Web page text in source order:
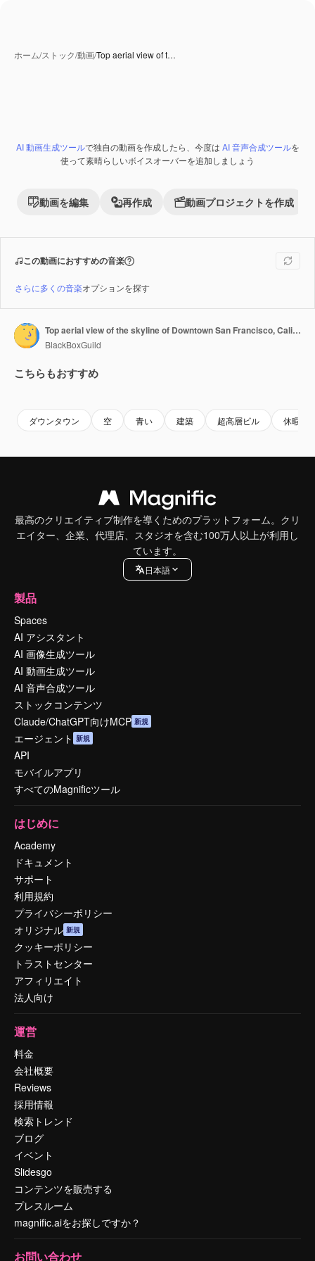
ホーム/ストック/動画/Top aerial view of t…
Premium
AI 動画生成ツールで独自の動画を作成したら、今度は AI 音声合成ツールを
使って素晴らしいボイスオーバーを追加しましょう
動画を編集 再作成 動画プロジェクトを作成
この動画におすすめの音楽
さらに多くの音楽オプションを探す
Top aerial view of the skyline of Downtown San Francisco, California - a man hikes down the Twin Peaks mountain
BlackBoxGuild
こちらもおすすめ
ダウンタウン 空 青い 建築 超高層ビル 休暇
最高のクリエイティブ制作を導くためのプラットフォーム。クリ
エイター、企業、代理店、スタジオを含む100万人以上が利用し
ています。
日本語
製品
Spaces
AI アシスタント
AI 画像生成ツール
AI 動画生成ツール
AI 音声合成ツール
ストックコンテンツ
Claude/ChatGPT向けMCP 新規
エージェント 新規
API
モバイルアプリ
すべてのMagnificツール
はじめに
Academy
ドキュメント
サポート
利用規約
プライバシーポリシー
オリジナル 新規
クッキーポリシー
トラストセンター
アフィリエイト
法人向け
運営
料金
会社概要
Reviews
採用情報
検索トレンド
ブログ
イベント
Slidesgo
コンテンツを販売する
プレスルーム
magnific.aiをお探しですか？
お問い合わせ